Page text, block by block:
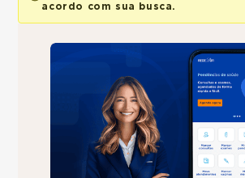
acordo com sua busca.